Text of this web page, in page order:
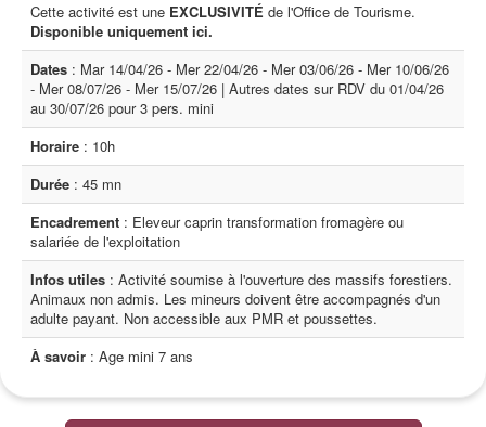
Cette activité est une EXCLUSIVITÉ de l'Office de Tourisme.
Disponible uniquement ici.
Dates : Mar 14/04/26 - Mer 22/04/26 - Mer 03/06/26 - Mer 10/06/26
- Mer 08/07/26 - Mer 15/07/26 | Autres dates sur RDV du 01/04/26
au 30/07/26 pour 3 pers. mini
Horaire : 10h
Durée : 45 mn
Encadrement : Eleveur caprin transformation fromagère ou
salariée de l'exploitation
Infos utiles : Activité soumise à l'ouverture des massifs forestiers.
Animaux non admis. Les mineurs doivent être accompagnés d'un
adulte payant. Non accessible aux PMR et poussettes.
À savoir : Age mini 7 ans